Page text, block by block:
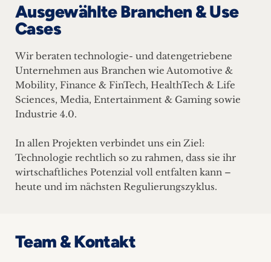
Ausgewählte Branchen & Use
Cases
Wir beraten technologie- und datengetriebene
Unternehmen aus Branchen wie Automotive &
Mobility, Finance & FinTech, HealthTech & Life
Sciences, Media, Entertainment & Gaming sowie
Industrie 4.0.
In allen Projekten verbindet uns ein Ziel:
Technologie rechtlich so zu rahmen, dass sie ihr
wirtschaftliches Potenzial voll entfalten kann –
heute und im nächsten Regulierungszyklus.
Team & Kontakt